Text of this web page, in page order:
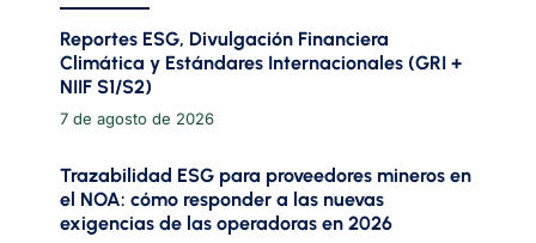
Reportes ESG, Divulgación Financiera
Climática y Estándares Internacionales (GRI +
NIIF S1/S2)
7 de agosto de 2026
Trazabilidad ESG para proveedores mineros en
el NOA: cómo responder a las nuevas
exigencias de las operadoras en 2026